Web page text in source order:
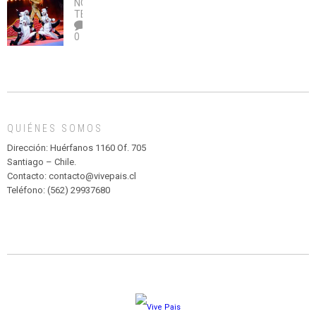
legalice
el
abuso”
DE
TEATRO
Y
MADAGASCAR
PARQUE
HURATDO
NOTICIAS
TEATRO
0
QUIÉNES SOMOS
Dirección: Huérfanos 1160 Of. 705
Santiago – Chile.
Contacto: contacto@vivepais.cl
Teléfono: (562) 29937680